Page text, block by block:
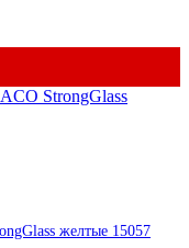
желтые 15057